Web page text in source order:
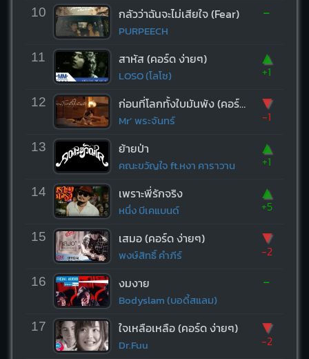
10 กลัวว่าฉันจะไม่เสียใจ (Fear)
PURPEECH
-
11 สาหัส (คอร์ด ง่ายๆ)
LOSO (โลโซ)
▲
+1
12 ก่อนที่โลกทั้งใบมันพัง (คอร์ด ง่ายๆ)
Mr’ พระจันทร์
▼
-1
13 ย้ายป่า
คณะขวัญใจ ft.หงา คาราวาน
▲
+1
14 เพราะพี่รักจริง
หนึ่ง บีเคแบนด์
▲
+5
15 เสมอ (คอร์ด ง่ายๆ)
พงษ์สิทธิ์ คำภีร์
▼
-2
16 งมงาย
Bodyslam (บอดี้สแลม)
-
17 ใจเหลือเหลือ (คอร์ด ง่ายๆ)
Dr.Fuu
▼
-2